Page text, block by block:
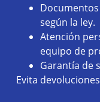
según la ley.
Atención
equipo de
Garantía de
Evita